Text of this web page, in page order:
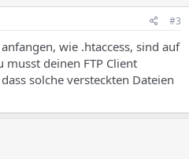
#3
wie .htaccess, sind auf
musst deinen FTP Client
solche versteckten Dateien